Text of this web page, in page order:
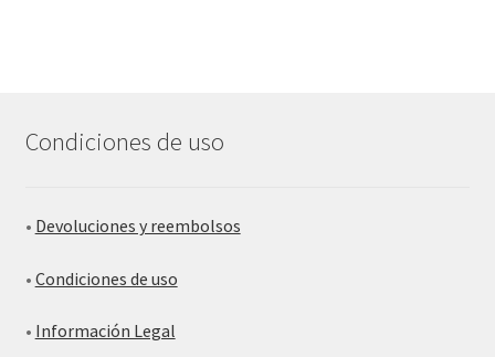
Condiciones de uso
• Devoluciones y reembolsos
• Condiciones de uso
• Información Legal